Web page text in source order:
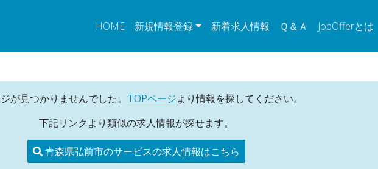
HOME 新規情報登録 新着求人情報 Ｑ＆Ａ JobOfferとは
が見つかりませんでした。 TOPページより情報を探してください。
下記リンクより類似の求人情報が探せます。
青森県弘前市のサービスの求人情報はこちら